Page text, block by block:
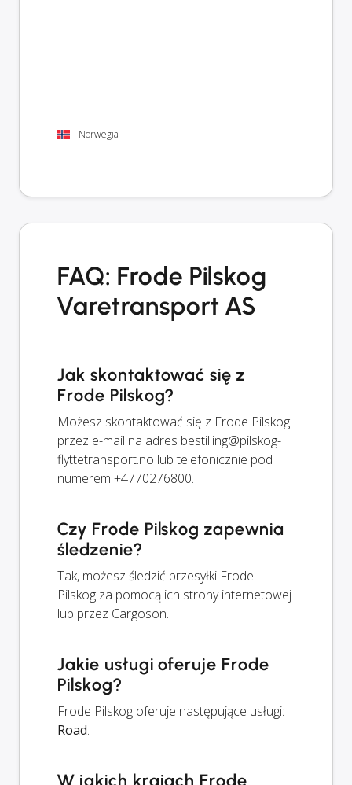
Norwegia
FAQ: Frode Pilskog
Varetransport AS
Jak skontaktować się z
Frode Pilskog?
Możesz skontaktować się z Frode Pilskog
przez e-mail na adres bestilling@pilskog-
flyttetransport.no lub telefonicznie pod
numerem +4770276800.
Czy Frode Pilskog zapewnia
śledzenie?
Tak, możesz śledzić przesyłki Frode
Pilskog za pomocą ich strony internetowej
lub przez Cargoson.
Jakie usługi oferuje Frode
Pilskog?
Frode Pilskog oferuje następujące usługi:
Road.
W jakich krajach Frode